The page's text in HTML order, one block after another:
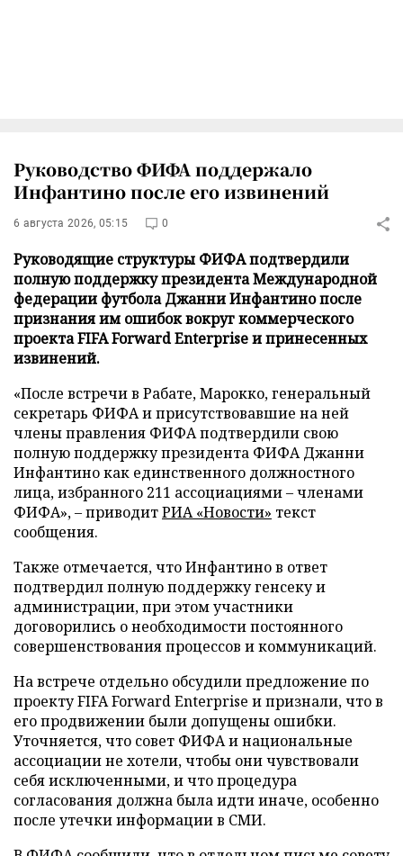
Руководство ФИФА поддержало
Инфантино после его извинений
6 августа 2026, 05:15 0
Руководящие структуры ФИФА подтвердили
полную поддержку президента Международной
федерации футбола Джанни Инфантино после
признания им ошибок вокруг коммерческого
проекта FIFA Forward Enterprise и принесенных
извинений.
«После встречи в Рабате, Марокко, генеральный
секретарь ФИФА и присутствовавшие на ней
члены правления ФИФА подтвердили свою
полную поддержку президента ФИФА Джанни
Инфантино как единственного должностного
лица, избранного 211 ассоциациями – членами
ФИФА», – приводитРИА «Новости» текст
сообщения.
Также отмечается, что Инфантино в ответ
подтвердил полную поддержку генсеку и
администрации, при этом участники
договорились о необходимости постоянного
совершенствования процессов и коммуникаций.
На встрече отдельно обсудили предложение по
проекту FIFA Forward Enterprise и признали, что в
его продвижении были допущены ошибки.
Уточняется, что совет ФИФА и национальные
ассоциации не хотели, чтобы они чувствовали
себя исключенными, и что процедура
согласования должна была идти иначе, особенно
после утечки информации в СМИ.